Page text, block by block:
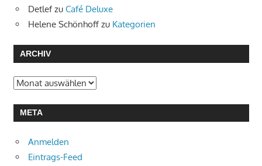
Detlefzu Café Deluxe
Helene Schönhoff zu Kategorien
ARCHIV
Archiv
META
Anmelden
Eintrags-Feed